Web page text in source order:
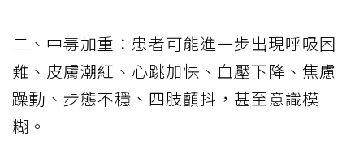
二、中毒加重：患者可能進一步出現呼吸困
難、皮膚潮紅、心跳加快、血壓下降、焦慮
躁動、步態不穩、四肢顫抖，甚至意識模
糊。